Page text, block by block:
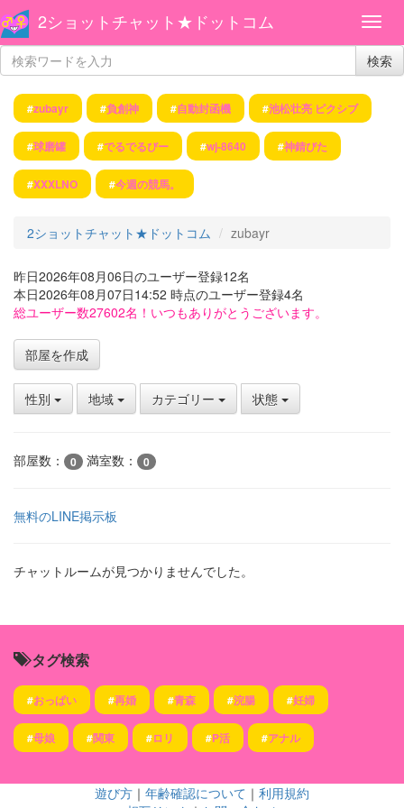
2ショットチャット★ドットコム
検索
#zubayr #負創神 #自動封函機 #池松壮亮 ピクシブ
#球磨罐 #でるでるびー #wj-8640 #神錆びた
#XXXLNO #今週の競馬。
2ショットチャット★ドットコム zubayr
昨日2026年08月06日のユーザー登録12名
本日2026年08月07日14:52 時点のユーザー登録4名
総ユーザー数27602名！いつもありがとうございます。
部屋を作成
性別 地域 カテゴリー 状態
部屋数： 0 満室数： 0
無料のLINE掲示板
チャットルームが見つかりませんでした。
タグ検索
#おっぱい #再婚 #青森 #浣腸 #妊婦
#母娘 #関東 #ロリ #P活 #アナル
遊び方 ｜ 年齢確認について ｜ 利用規約